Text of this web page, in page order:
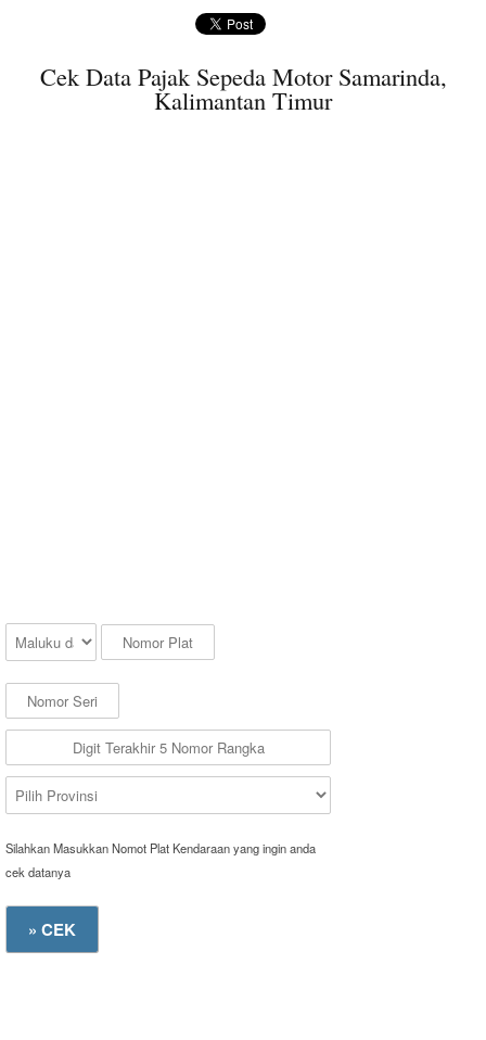
Cek Data Pajak Sepeda Motor Samarinda,
Kalimantan Timur
Silahkan Masukkan Nomot Plat Kendaraan yang ingin anda
cek datanya